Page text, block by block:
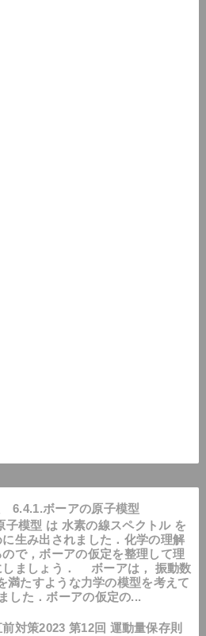
6.4.1.ボーアの原子模型
模型 は 水素の線スペクトル を
生み出されました．化学の理解
で，ボーアの仮定を整理して理
しましょう． ボーアは， 振動数
満たすような力学の模型を考えて
した．ボーアの仮定の...
対策2023 第12回 運動量保存則